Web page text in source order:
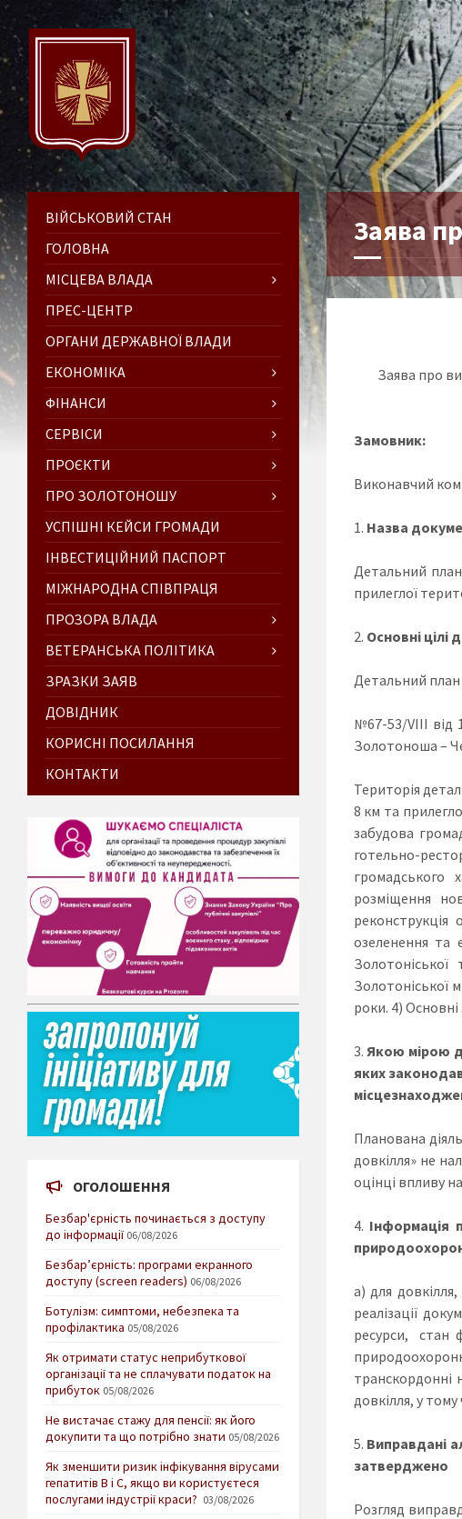
Заява
Заява про
Замовник:
Виконавчий
Назва
Детальний
прилеглої
Основні
Детальний план
№67-53/VIIІ від
Золотоноша –
Територія
8 км та
забудова
готельно-
громадського
розміщення
реконструкція
озеленення та
Золотоніської
роки. 4) Основні
Якою мірою
яких
Планована
довкілля» не
оцінці впливу
Інформація
а) для
реалізації
ресурси, стан
транскордонні
довкілля, у тому
Виправдані
затверджено
Розгляд
ВІЙСЬКОВИЙ СТАН
ГОЛОВНА
МІСЦЕВА ВЛАДА
ПРЕС-ЦЕНТР
ОРГАНИ ДЕРЖАВНОЇ ВЛАДИ
ЕКОНОМІКА
ФІНАНСИ
СЕРВІСИ
ПРОЄКТИ
ПРО ЗОЛОТОНОШУ
УСПІШНІ КЕЙСИ ГРОМАДИ
ІНВЕСТИЦІЙНИЙ ПАСПОРТ
МІЖНАРОДНА СПІВПРАЦЯ
ПРОЗОРА ВЛАДА
ВЕТЕРАНСЬКА ПОЛІТИКА
ЗРАЗКИ ЗАЯВ
ДОВІДНИК
КОРИСНІ ПОСИЛАННЯ
КОНТАКТИ
ОГОЛОШЕННЯ
Безбар'єрність починається з доступу
до інформації 06/08/2026
Безбар’єрність: програми екранного
доступу (screen readers) 06/08/2026
Ботулізм: симптоми, небезпека та
профілактика 05/08/2026
Як отримати статус неприбуткової
організації та не сплачувати податок на
прибуток 05/08/2026
Не вистачає стажу для пенсії: як його
докупити та що потрібно знати 05/08/2026
Як зменшити ризик інфікування вірусами
гепатитів В і С, якщо ви користуєтеся
послугами індустрії краси? 03/08/2026